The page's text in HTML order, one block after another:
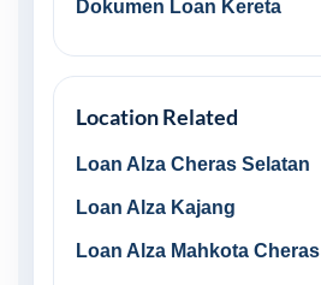
Dokumen Loan Kereta
Location Related
Loan Alza Cheras Selatan
Loan Alza Kajang
Loan Alza Mahkota Cheras